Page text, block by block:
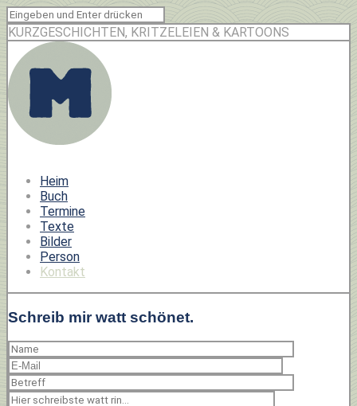
KURZGESCHICHTEN, KRITZELEIEN & KARTOONS
Heim
Buch
Termine
Texte
Bilder
Person
Kontakt
Schreib mir watt schönet.